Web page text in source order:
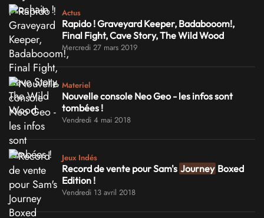
Actus
Rapido ! Graveyard Keeper, Badabooom!,
Final Fight, Cave Story, The Wild Wood
Mercredi 27 mars 2019
Materiel
Nouvelle console Neo Geo - les infos sont
tombées !
Vendredi 4 mai 2018
Jeux Indés
Record de vente pour Sam's Journey Boxed
Edition !
Vendredi 13 avril 2018